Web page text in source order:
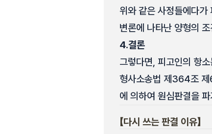
위와 같은 사정들에다
변론에 나타난 양형의
4.결론
그렇다면, 피고인의 항
형사소송법 제364조
에 의하여 원심판결을
【다시 쓰는 판결 이유】